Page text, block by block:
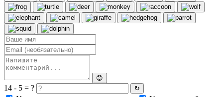
😊
14 - 5 = ? ↻